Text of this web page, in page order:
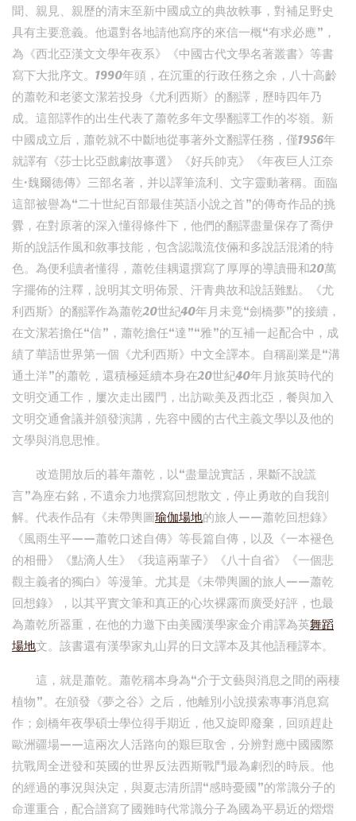
聞、親見、親歷的清末至新中國成立的典故軼事，對補足野史
具有主要意義。他還對各地請他寫序的來信一概“有求必應”，
為《西北亞漢文文學年夜系》《中國古代文學名著叢書》等書
寫下大批序文。1990年頭，在沉重的行政任務之余，八十高齡
的蕭乾和老婆文潔若投身《尤利西斯》的翻譯，歷時四年乃
成。這部譯作的出生代表了蕭乾多年文學翻譯工作的岑嶺。新
中國成立后，蕭乾就不中斷地從事著外文翻譯任務，僅1956年
就譯有《莎士比亞戲劇故事選》《好兵帥克》《年夜巨人江奈
生·魏爾德傳》三部名著，并以譯筆流利、文字靈動著稱。面臨
這部被譽為“二十世紀百部最佳英語小說之首”的傳奇作品的挑
釁，在對原著的深入懂得條件下，他們的翻譯盡量保存了喬伊
斯的說話作風和敘事技能，包含認識流伎倆和多說話混淆的特
色。為便利讀者懂得，蕭乾佳耦還撰寫了厚厚的導讀冊和20萬
字擺佈的注釋，說明其文明佈景、汗青典故和說話難點。《尤
利西斯》的翻譯作為蕭乾20世紀40年月未竟“劍橋夢”的接續，
在文潔若擔任“信”，蕭乾擔任“達”“雅”的互補一起配合中，成
績了華語世界第一個《尤利西斯》中文全譯本。自稱副業是“溝
通土洋”的蕭乾，還積極延續本身在20世紀40年月旅英時代的
文明交通工作，屢次走出國門，出訪歐美及西北亞，餐與加入
文明交通會議并頒發演講，先容中國的古代主義文學以及他的
文學與消息思惟。
改造開放后的暮年蕭乾，以“盡量說實話，果斷不說謊
言”為座右銘，不遺余力地撰寫回想散文，停止勇敢的自我剖
解。代表作品有《未帶輿圖瑜伽場地的旅人——蕭乾回想錄》
《風雨生平——蕭乾口述自傳》等長篇自傳，以及《一本褪色
的相冊》《點滴人生》《我這兩輩子》《八十自省》《一個悲
觀主義者的獨白》等漫筆。尤其是《未帶輿圖的旅人——蕭乾
回想錄》，以其平實文筆和真正的心坎裸露而廣受好評，也最
為蕭乾所器重，在他的力邀下由美國漢學家金介甫譯為英舞蹈
場地文。該書還有漢學家丸山昇的日文譯本及其他語種譯本。
這，就是蕭乾。蕭乾稱本身為“介于文藝與消息之間的兩棲
植物”。在頒發《夢之谷》之后，他離別小說摸索專事消息寫
作；劍橋年夜學碩士學位得手期近，他又旋即廢棄，回頭趕赴
歐洲疆場——這兩次人活路向的艱巨取舍，分辨對應中國國際
抗戰周全迸發和英國的世界反法西斯戰鬥最為劇烈的時辰。他
的經過的事況與決定，與夏志清所謂“感時憂國”的常識分子的
命運重合，配合譜寫了國難時代常識分子為國為平易近的熠熠